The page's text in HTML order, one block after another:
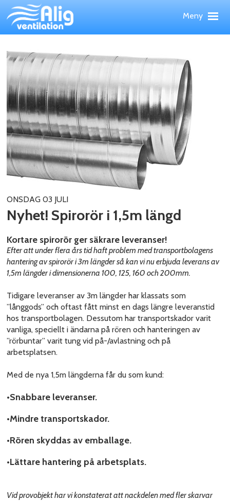
Hoppa
till
huvudinnehållet
Meny
TJÄNSTER
REFERENSOBJEKT
WEBBSHOP
NYHETER
OM ALIG
KONTAKT
ONSDAG 03 JULI
Nyhet! Spirorör i 1,5m längd
Kortare spirorör ger säkrare leveranser!
Efter att under flera års tid haft problem med transportbolagens
hantering av spirorör i 3m längder så kan vi nu erbjuda leverans av
1,5m längder i dimensionerna 100, 125, 160 och 200mm.
Tidigare leveranser av 3m längder har klassats som
”långgods” och oftast fått minst en dags längre leveranstid
hos transportbolagen. Dessutom har transportskador varit
vanliga, speciellt i ändarna på rören och hanteringen av
”rörbuntar” varit tung vid på-/avlastning och på
arbetsplatsen.
Med de nya 1,5m längderna får du som kund:
•Snabbare leveranser.
•Mindre transportskador.
•Rören skyddas av emballage.
•Lättare hantering på arbetsplats.
Vid provobjekt har vi konstaterat att nackdelen med fler skarvar